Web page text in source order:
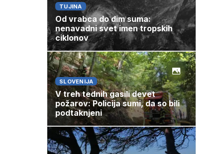
TUJINA
Od vrabca do dim suma:
nenavadni svet imen tropskih
ciklonov
SLOVENIJA
V treh tednih gasili devet
požarov: Policija sumi, da so bili
podtaknjeni